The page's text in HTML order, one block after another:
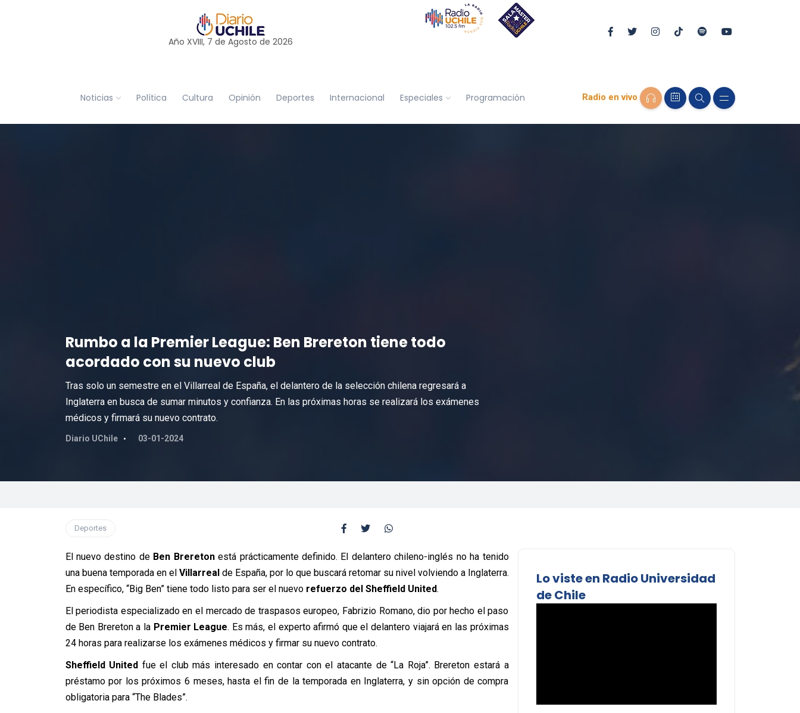
Año XVIII, 7 de Agosto de 2026
Noticias Política Cultura Opinión Deportes Internacional Especiales Programación Radio en vivo
Rumbo a la Premier League: Ben Brereton tiene todo
acordado con su nuevo club
Tras solo un semestre en el Villarreal de España, el delantero de la selección chilena regresará a
Inglaterra en busca de sumar minutos y confianza. En las próximas horas se realizará los exámenes
médicos y firmará su nuevo contrato.
Diario UChile 03-01-2024
Deportes
El nuevo destino de Ben Breretonestá prácticamente definido. El delantero chileno-inglés no ha tenido
una buena temporada en el Villarrealde España, por lo que buscará retomar su nivel volviendo a Inglaterra.
En específico, “Big Ben” tiene todo listo para ser el nuevo refuerzo del Sheffield United.
El periodista especializado en el mercado de traspasos europeo, Fabrizio Romano, dio por hecho el paso
de Ben Brereton a la Premier League. Es más, el experto afirmó que el delantero viajará en las próximas
24 horas para realizarse los exámenes médicos y firmar su nuevo contrato.
Sheffield United fue el club más interesado en contar con el atacante de “La Roja”. Brereton estará a
préstamo por los próximos 6 meses, hasta el fin de la temporada en Inglaterra, y sin opción de compra
obligatoria para “The Blades”.
Lo viste en Radio Universidad
de Chile